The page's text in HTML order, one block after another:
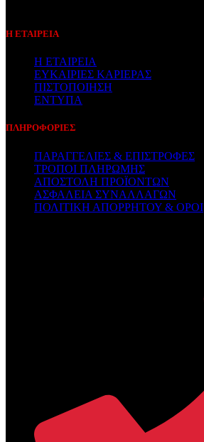
Η ΕΤΑΙΡΕΙΑ
Η ΕΤΑΙΡΕΙΑ
ΕΥΚΑΙΡΙΕΣ ΚΑΡΙΕΡΑΣ
ΠΙΣΤΟΠΟΙΗΣΗ
ΕΝΤΥΠΑ
ΠΛΗΡΟΦΟΡΙΕΣ
ΠΑΡΑΓΓΕΛΙΕΣ & ΕΠΙΣΤΡΟΦΕΣ
ΤΡΟΠΟΙ ΠΛΗΡΩΜΗΣ
ΑΠΟΣΤΟΛΗ ΠΡΟΪΟΝΤΩΝ
ΑΣΦΑΛΕΙΑ ΣΥΝΑΛΛΑΓΩΝ
ΠΟΛΙΤΙΚΗ ΑΠΟΡΡΗΤΟΥ & ΟΡΟΙ